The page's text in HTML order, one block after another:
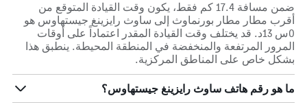
ضمن مسافة 17.4 كم فقط، يكون وقت القيادة المتوقع من
أقرب مطار مطار بورنماوث إلى ساوث رايزينغ جيستهاوس هو
0س 13د. قد يختلف وقت القيادة المقدر اعتماداً على أوقات
المرور المرتفعة والمنخفضة في المنطقة المحيطة. ينطبق هذا
بشكل خاص على المناطق المركزية.
ما هو رقم هاتف ساوث رايزينغ جيستهاوس؟